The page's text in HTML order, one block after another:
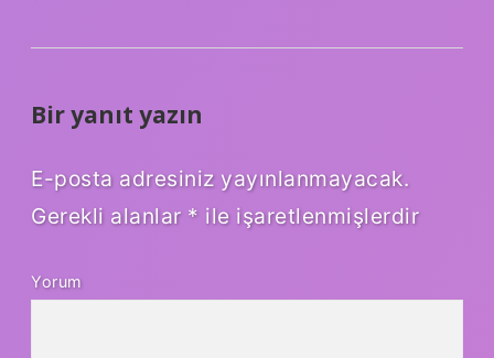
Bir yanıt yazın
E-posta adresiniz yayınlanmayacak.
Gerekli alanlar * ile işaretlenmişlerdir
Yorum